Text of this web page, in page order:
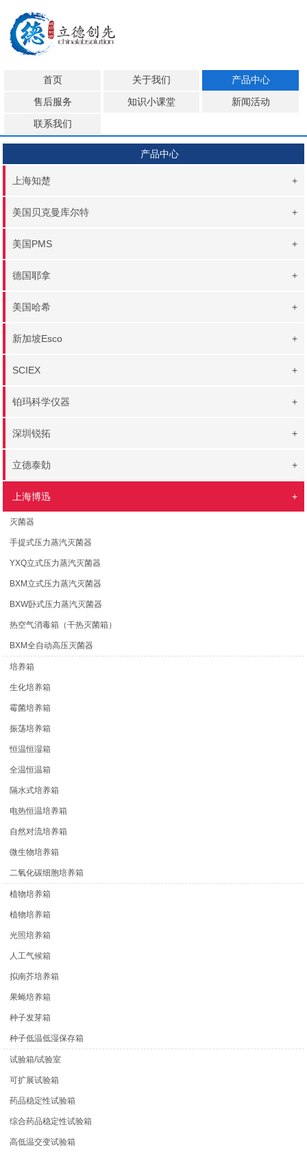
首页 关于我们 产品中心
售后服务 知识小课堂 新闻活动
联系我们
产品中心
上海知楚 +
美国贝克曼库尔特 +
美国PMS +
德国耶拿 +
美国哈希 +
新加坡Esco +
SCIEX +
铂玛科学仪器 +
深圳锐拓 +
立德泰勀 +
上海博迅 +
灭菌器
手提式压力蒸汽灭菌器
YXQ立式压力蒸汽灭菌器
BXM立式压力蒸汽灭菌器
BXW卧式压力蒸汽灭菌器
热空气消毒箱（干热灭菌箱）
BXM全自动高压灭菌器
培养箱
生化培养箱
霉菌培养箱
振荡培养箱
恒温恒湿箱
全温恒温箱
隔水式培养箱
电热恒温培养箱
自然对流培养箱
微生物培养箱
二氧化碳细胞培养箱
植物培养箱
植物培养箱
光照培养箱
人工气候箱
拟南芥培养箱
果蝇培养箱
种子发芽箱
种子低温低湿保存箱
试验箱/试验室
可扩展试验箱
药品稳定性试验箱
综合药品稳定性试验箱
高低温交变试验箱